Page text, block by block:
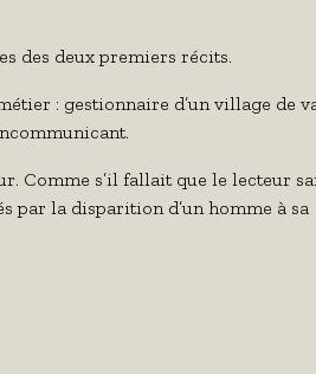
des deux premiers récits.
: gestionnaire d’un village de
Comme s’il fallait que le lecteur
par la disparition d’un homme à sa